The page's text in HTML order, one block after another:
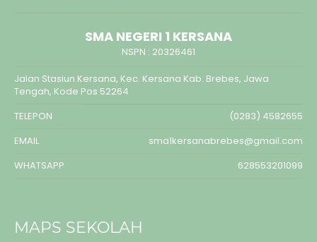
SMA NEGERI 1 KERSANA
NSPN : 20326461
Jalan Stasiun Kersana, Kec. Kersana Kab. Brebes, Jawa
Tengah, Kode Pos 52264
TELEPON
(0283) 4582655
EMAIL
sma1kersanabrebes@gmail.com
WHATSAPP
628553201099
MAPS SEKOLAH